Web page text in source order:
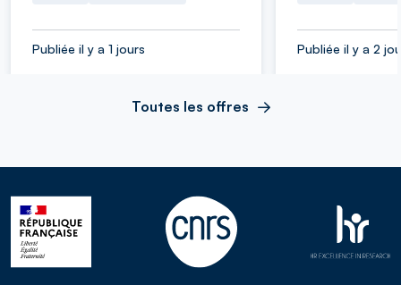
Publiée il y a 1 jours Publiée il y a 2
Toutes les offres